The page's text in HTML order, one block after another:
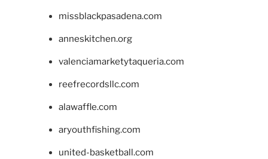
missblackpasadena.com
anneskitchen.org
valenciamarketytaqueria.com
reefrecordsllc.com
alawaffle.com
aryouthfishing.com
united-basketball.com